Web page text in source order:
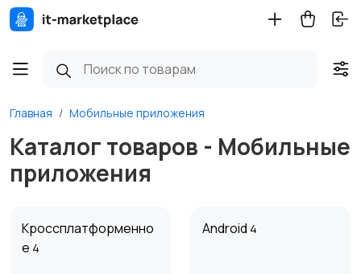
Главная Мобильные приложения
Каталог товаров - Мобильные
приложения
Кроссплатформенно
е 4
Android 4